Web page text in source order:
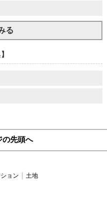
る
の先頭へ
ョン 土地